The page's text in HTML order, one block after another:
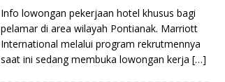
Info lowongan pekerjaan hotel khusus bagi
pelamar di area wilayah Pontianak. Marriott
International melalui program rekrutmennya
saat ini sedang membuka lowongan kerja […]